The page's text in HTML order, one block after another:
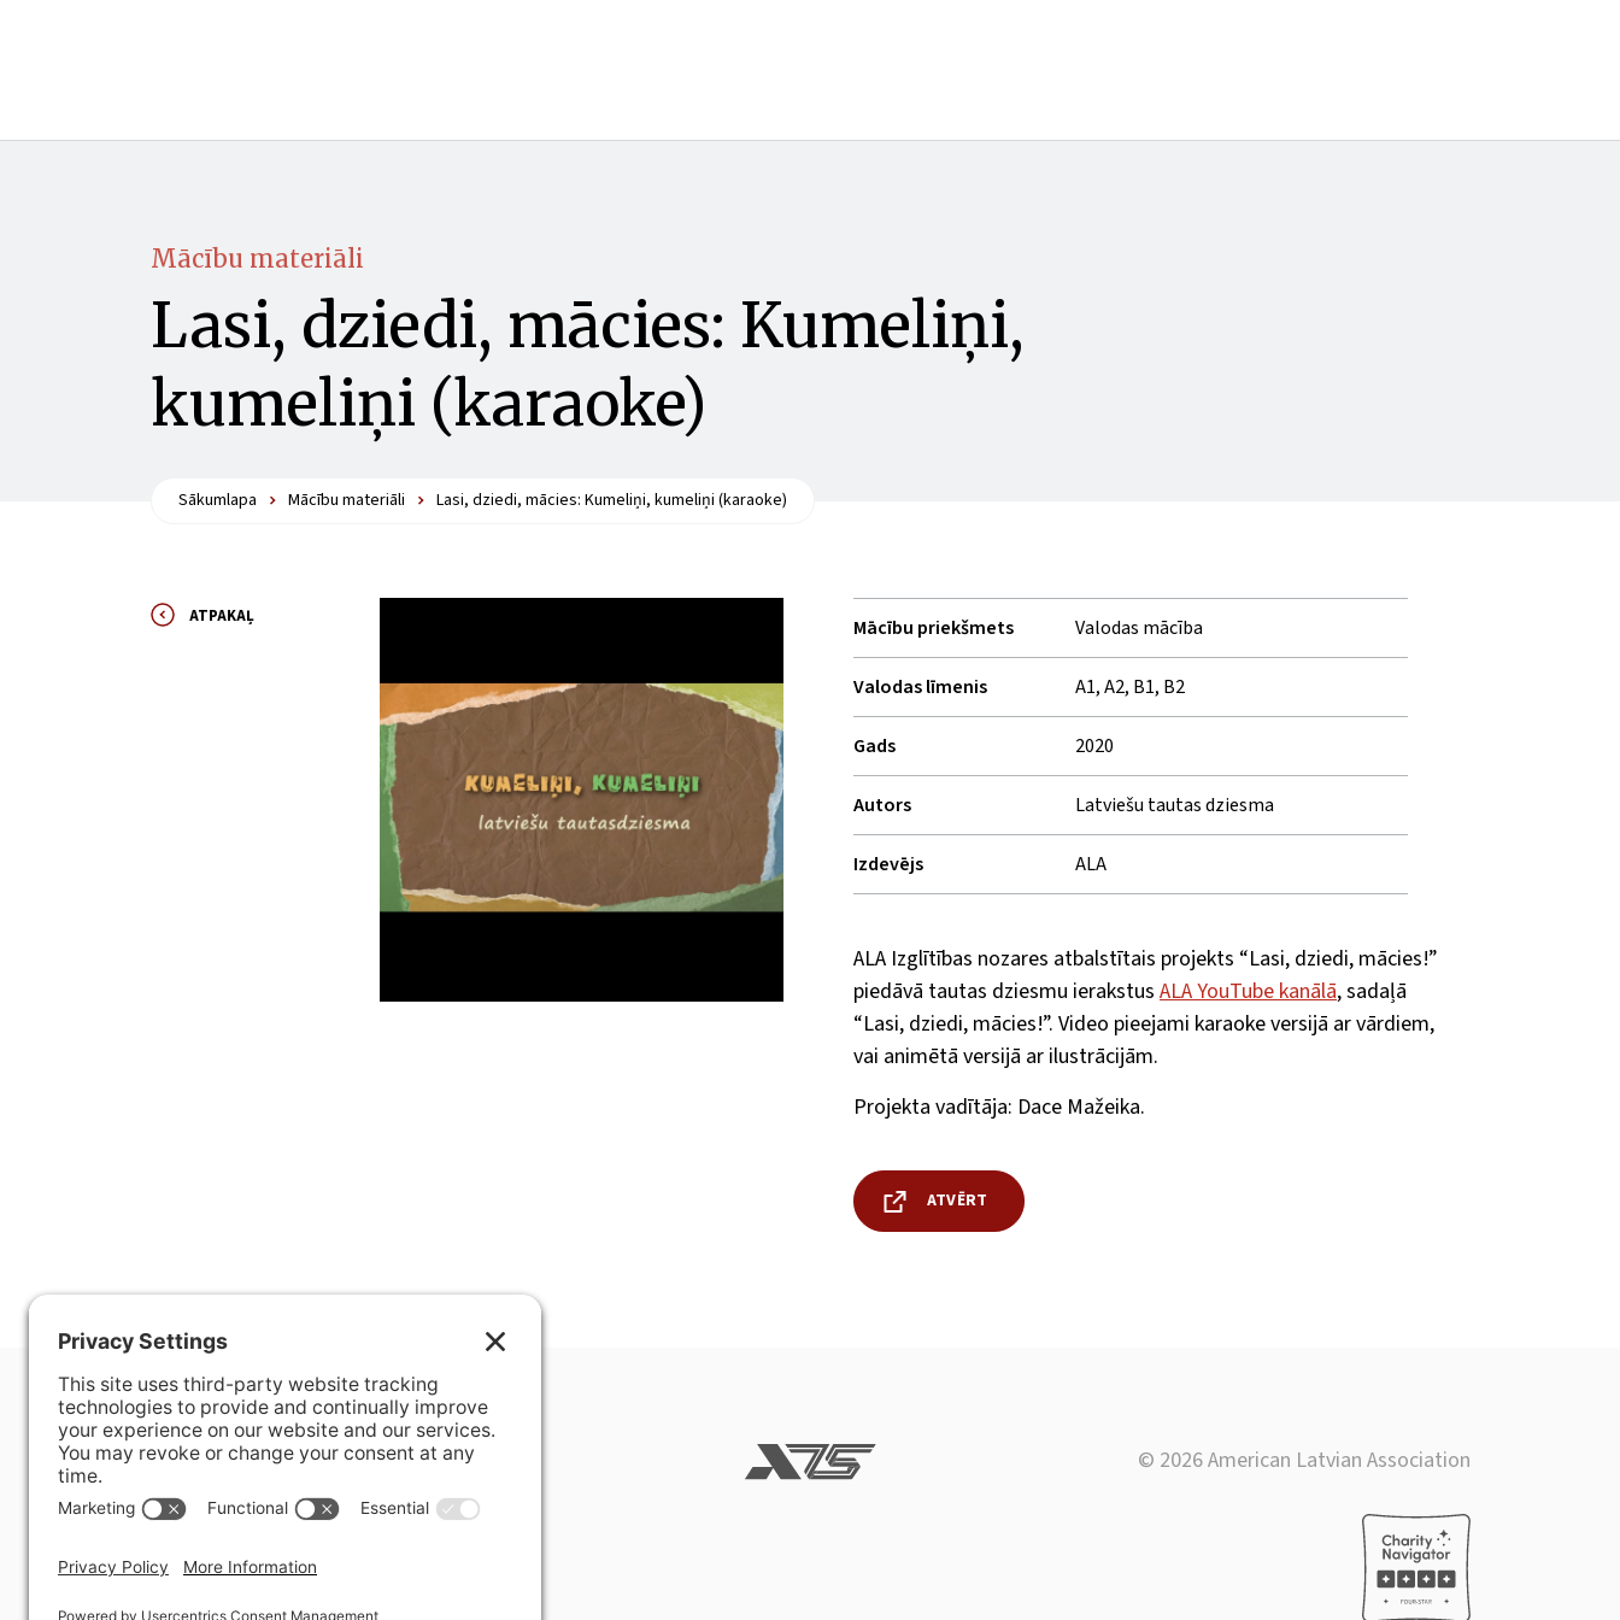
Mācību materiāli
Lasi, dziedi, mācies: Kumeliņi,
kumeliņi (karaoke)
Sākumlapa Mācību materiāli Lasi, dziedi, mācies: Kumeliņi, kumeliņi (karaoke)
ATPAKAĻ Mācību priekšmets Valodas mācība
Valodas līmenis A1, A2, B1, B2
Gads 2020
Autors Latviešu tautas dziesma
Izdevējs ALA
ALA Izglītības nozares atbalstītais projekts “Lasi, dziedi, mācies!”
piedāvā tautas dziesmu ierakstus ALA YouTube kanālā, sadaļā
“Lasi, dziedi, mācies!”. Video pieejami karaoke versijā ar vārdiem,
vai animētā versijā ar ilustrācijām.
Projekta vadītāja: Dace Mažeika.
ATVĒRT
400 Hurley Avenue
Rockville, MD 20850-3121 USA
info@alausa.org
© 2026 American Latvian Association